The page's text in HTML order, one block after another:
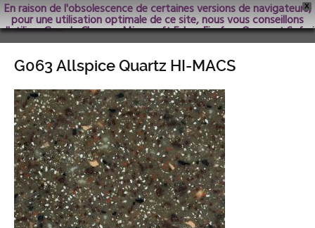
X
En raison de l'obsolescence de certaines versions de navigateurs,
pour une utilisation optimale de ce site, nous vous conseillons
d'utiliser Google Chrome; Microsoft Edge, Firefox, Opera et Safari
dans les versions les plus récentes.
G063 Allspice Quartz HI-MACS